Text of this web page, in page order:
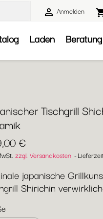
 Anmelden
Laden Beratung
Tischgrill
€
zzgl. Versandkosten
japanische
Shirichin